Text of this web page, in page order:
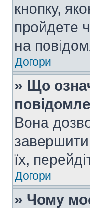
кнопку,
пройдете
на
Догори
» Що
Вона
завершити
їх,
Догори
» Чому